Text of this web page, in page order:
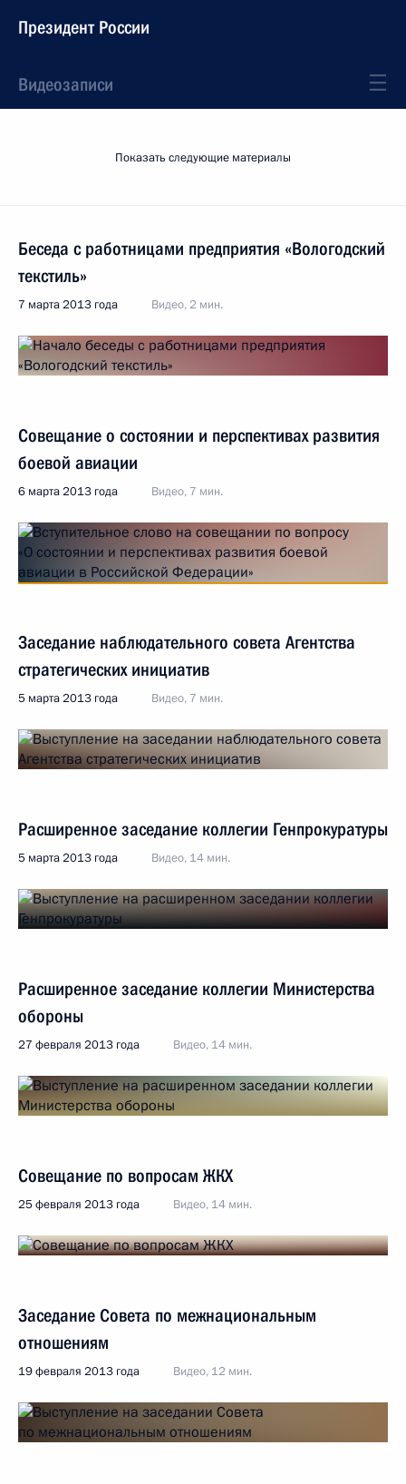
Президент России
Видеозаписи
Показать следующие материалы
Беседа с работницами предприятия «Вологодский
текстиль»
7 марта 2013 года Видео, 2 мин.
Совещание о состоянии и перспективах развития
боевой авиации
6 марта 2013 года Видео, 7 мин.
Заседание наблюдательного совета Агентства
стратегических инициатив
5 марта 2013 года Видео, 7 мин.
Расширенное заседание коллегии Генпрокуратуры
5 марта 2013 года Видео, 14 мин.
Расширенное заседание коллегии Министерства
обороны
27 февраля 2013 года Видео, 14 мин.
Совещание по вопросам ЖКХ
25 февраля 2013 года Видео, 14 мин.
Заседание Совета по межнациональным
отношениям
19 февраля 2013 года Видео, 12 мин.